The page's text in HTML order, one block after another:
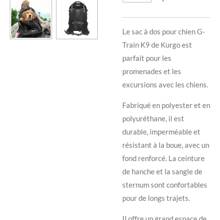
Le sac à dos pour chien G-
Train K9 de Kurgo est
parfait pour les
promenades et les
excursions avec les chiens.
Fabriqué en polyester et en
polyuréthane, il est
durable, imperméable et
résistant à la boue, avec un
fond renforcé. La ceinture
de hanche et la sangle de
sternum sont confortables
pour de longs trajets.